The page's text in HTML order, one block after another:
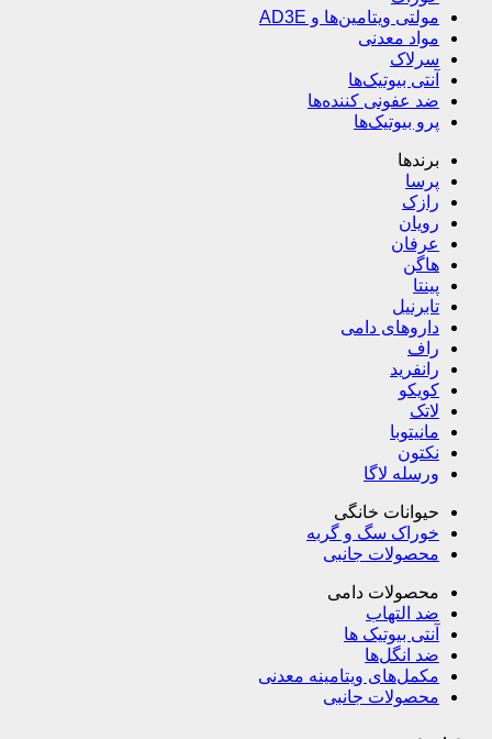
مولتی ویتامین‌ها و AD3E
مواد معدنی
سرلاک
آنتی بیوتیک‌ها
ضد عفونی کننده‌ها
پرو بیوتیک‌ها
برندها
پرسا
رازک
رویان
عرفان
هاگن
پینتا
تابرنیل
داروهای دامی
راف
رانفرید
کویکو
لاتک
مانیتوبا
نکتون
ورسله لاگا
حیوانات خانگی
خوراک سگ و گربه
محصولات جانبی
محصولات دامی
ضد التهاب
آنتی بیوتیک ها
ضد انگل‌ها
مکمل‌های ویتامینه معدنی
محصولات جانبی